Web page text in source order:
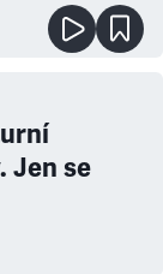
Jen se